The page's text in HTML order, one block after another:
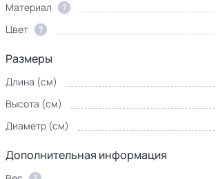
Материал ?
Цвет
?
Размеры
Длина (см)
Высота (см)
Диаметр (см)
Дополнительная информация